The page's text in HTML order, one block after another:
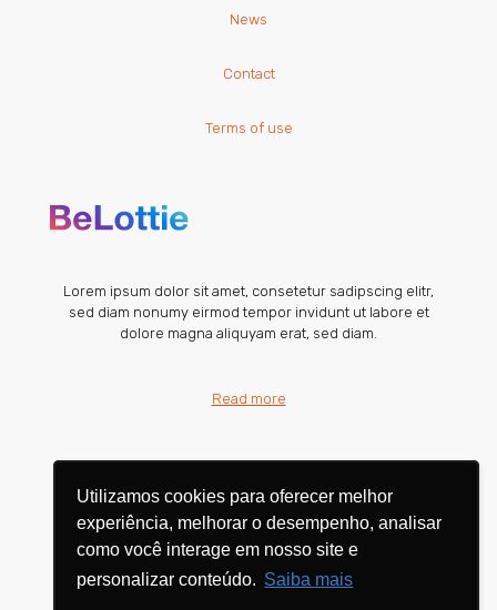
Utilizamos cookies para oferecer melhor
experiência, melhorar o desempenho, analisar
como você interage em nosso site e
personalizar conteúdo. Saiba mais
Utilizamos cookies para oferecer melhor
experiência, melhorar o desempenho, analisar
como você interage em nosso site e
personalizar conteúdo. Saiba mais
News
Contact
Terms of use
Lorem ipsum dolor sit amet, consetetur sadipscing elitr,
sed diam nonumy eirmod tempor invidunt ut labore et
dolore magna aliquyam erat, sed diam.
Read more